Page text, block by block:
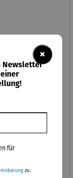
×
Newsletter
für
zu.